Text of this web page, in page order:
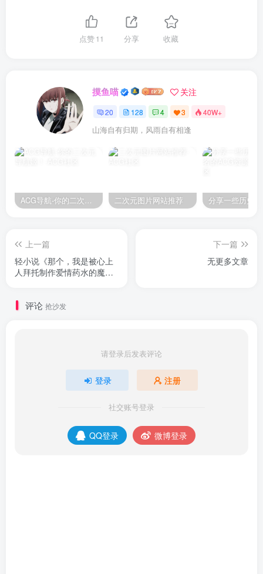
点赞11 分享 收藏
摸鱼喵 关注
20 128 4 3 40W+
山海自有归期，风雨自有相逢
ACG导航-你的二次元导航姬！ 二次元图片网站推荐
上一篇
轻小说《那个，我是被心上
人拜托制作爱情药水的魔
下一篇
无更多文章
评论 抢沙发
请登录后发表评论
登录 注册
社交账号登录
QQ登录 微博登录